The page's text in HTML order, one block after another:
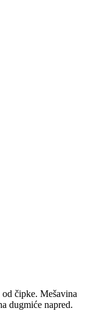
čipke. Mešavina
dugmiće napred.